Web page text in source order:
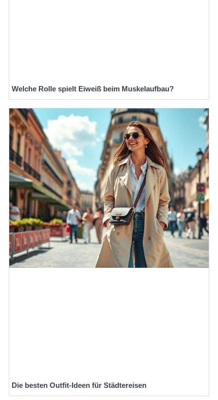
Welche Rolle spielt Eiweiß beim Muskelaufbau?
Die besten Outfit-Ideen für Städtereisen